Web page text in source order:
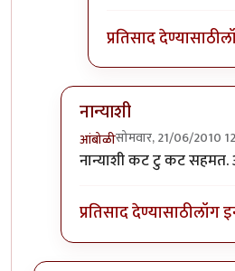
प्रतिसाद देण्यासाठी
नान्याशी
आंबोळीसोमवार, 21/06/2010
In reply to>>मिपावरby
नान्याशी कट टु कट
प्रतिसाद देण्यासाठीलॉग